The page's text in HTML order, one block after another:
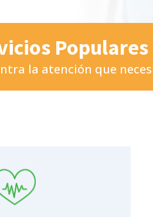
Populares
la atención que